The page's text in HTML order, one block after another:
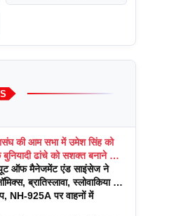
की आम सभा में उमेश सिंह को
बुनियादी ढांचे को सशक्त बनाने का
ऑफ मैनेजमेंट एंड साइंसेज ने
ब्रातिस्लावा, स्लोवाकिया के
रणनीतियों पर एक
किया
NH-925A पर वाहनों में